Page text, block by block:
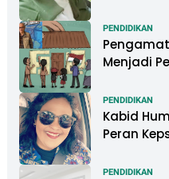
DNA
PENDIDIKAN
Menjadi
PENDIDIKAN
Kabid
Peran
PENDIDIKAN